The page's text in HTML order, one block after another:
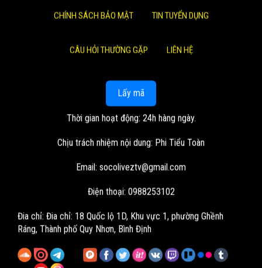
CHÍNH SÁCH BẢO MẬT TIN TUYỂN DỤNG
CÂU HỎI THƯỜNG GẶP LIÊN HỆ
Lấy mã
Thời gian hoạt động: 24h hàng ngày.
Chịu trách nhiệm nội dung: Phi Tiểu Toàn
Email: socoliveztv@gmail.com
Điện thoại: 0988253102
Đia chỉ: Đia chỉ: 18 Quốc lộ 1D, Khu vực 1, phường Ghềnh
Ráng, Thành phố Quy Nhơn, Bình Định